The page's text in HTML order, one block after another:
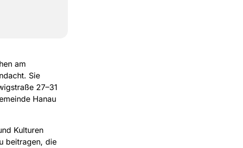
am
Sie
27–31
Hanau
Kulturen
beitragen, die